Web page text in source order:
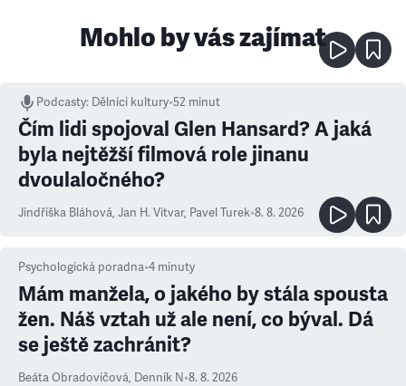
Mohlo by vás zajímat
Podcasty: Dělníci kultury•52 minut
Čím lidi spojoval Glen Hansard? A jaká
byla nejtěžší filmová role jinanu
dvoulaločného?
Jindřiška Bláhová, Jan H. Vitvar, Pavel Turek•8. 8. 2026
Psychologická poradna•4 minuty
Mám manžela, o jakého by stála spousta
žen. Náš vztah už ale není, co býval. Dá
se ještě zachránit?
Beáta Obradovičová, Denník N•8. 8. 2026